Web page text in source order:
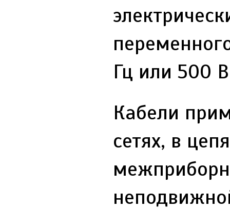
Гц или 500
Кабели
сетях, в